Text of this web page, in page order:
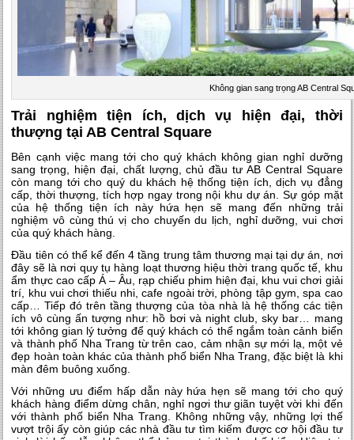
Không gian sang trọng AB Central
Trải nghiệm tiện ích, dịch vụ hiện đại, thời
thượng tại AB Central Square
Bên cạnh việc mang tới cho quý khách không gian nghỉ dưỡng
sang trọng, hiện đại, chất lượng, chủ đầu tư AB Central Square
còn mang tới cho quý du khách hệ thống tiện ích, dịch vụ đẳng
cấp, thời thượng, tích hợp ngay trong nội khu dự án. Sự góp mặt
của hệ thống tiện ích này hứa hẹn sẽ mang đến những trải
nghiệm vô cùng thú vị cho chuyến du lịch, nghỉ dưỡng, vui chơi
của quý khách hàng.
Đầu tiên có thể kể đến 4 tầng trung tâm thương mại tại dự án, nơi
đây sẽ là nơi quy tụ hàng loạt thương hiệu thời trang quốc tế, khu
ẩm thực cao cấp Á – Âu, rạp chiếu phim hiện đại, khu vui chơi giải
trí, khu vui chơi thiếu nhi, cafe ngoài trời, phòng tập gym, spa cao
cấp… Tiếp đó trên tầng thượng của tòa nhà là hệ thống các tiện
ích vô cùng ấn tượng như: hồ bơi và night club, sky bar… mang
tới không gian lý tưởng để quý khách có thể ngắm toàn cảnh biển
và thành phố Nha Trang từ trên cao, cảm nhận sự mới lạ, một vẻ
đẹp hoàn toàn khác của thành phố biển Nha Trang, đặc biệt là khi
màn đêm buông xuống.
Với những ưu điểm hấp dẫn này hứa hẹn sẽ mang tới cho quý
khách hàng điểm dừng chân, nghỉ ngơi thư giãn tuyệt vời khi đến
với thành phố biển Nha Trang. Không những vậy, những lợi thế
vượt trội ấy còn giúp các nhà đầu tư tìm kiếm được cơ hội đầu tư